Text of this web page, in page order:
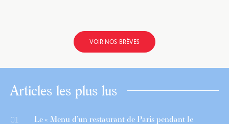
VOIR NOS BRÈVES
Articles les plus lus
01 Le « Menu d’un restaurant de Paris pendant le